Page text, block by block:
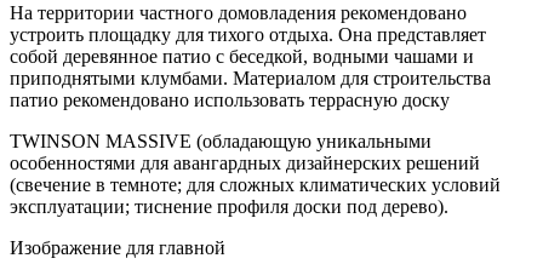
На территории частного домовладения рекомендовано
устроить площадку для тихого отдыха. Она представляет
собой деревянное патио с беседкой, водными чашами и
приподнятыми клумбами. Материалом для строительства
патио рекомендовано использовать террасную доску
TWINSON MASSIVE (обладающую уникальными
особенностями для авангардных дизайнерских решений
(свечение в темноте; для сложных климатических условий
эксплуатации; тиснение профиля доски под дерево).
Изображение для главной